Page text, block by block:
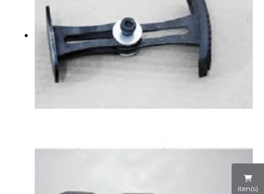
iten(s)